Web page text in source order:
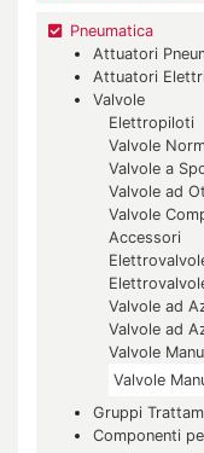
Pneumatica
Attuatori
Attuatori
Valvole
Elettropiloti
Valvole
Valvole a
Valvole ad
Valvole
Accessori
Valvole ad
Valvole ad
Valvole
Valvole
Gruppi
Componenti